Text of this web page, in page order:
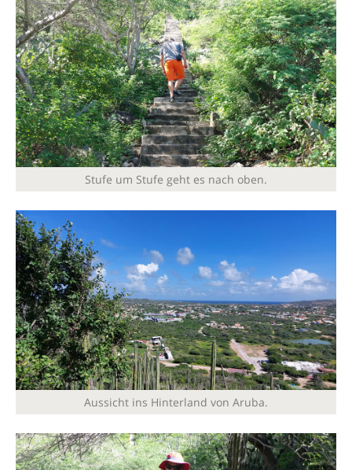
Stufe um Stufe geht es nach oben.
Aussicht ins Hinterland von Aruba.